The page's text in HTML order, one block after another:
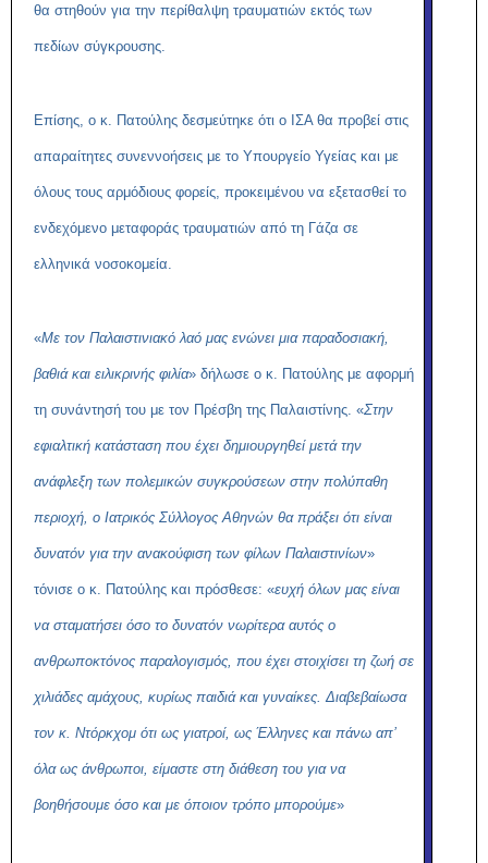
θα στηθούν για την περίθαλψη τραυματιών εκτός των
πεδίων σύγκρουσης.
Επίσης, ο κ. Πατούλης δεσμεύτηκε ότι ο ΙΣΑ θα προβεί στις
απαραίτητες συνεννοήσεις με το Υπουργείο Υγείας και με
όλους τους αρμόδιους φορείς, προκειμένου να εξετασθεί το
ενδεχόμενο μεταφοράς τραυματιών από τη Γάζα σε
ελληνικά νοσοκομεία.
«Με τον Παλαιστινιακό λαό μας ενώνει μια παραδοσιακή,
βαθιά και ειλικρινής φιλία» δήλωσε ο κ. Πατούλης με αφορμή
τη συνάντησή του με τον Πρέσβη της Παλαιστίνης. «Στην
εφιαλτική κατάσταση που έχει δημιουργηθεί μετά την
ανάφλεξη των πολεμικών συγκρούσεων στην πολύπαθη
περιοχή, ο Ιατρικός Σύλλογος Αθηνών θα πράξει ότι είναι
δυνατόν για την ανακούφιση των φίλων Παλαιστινίων»
τόνισε ο κ. Πατούλης και πρόσθεσε: «ευχή όλων μας είναι
να σταματήσει όσο το δυνατόν νωρίτερα αυτός ο
ανθρωποκτόνος παραλογισμός, που έχει στοιχίσει τη ζωή σε
χιλιάδες αμάχους, κυρίως παιδιά και γυναίκες. Διαβεβαίωσα
τον κ. Ντόρκχομ ότι ως γιατροί, ως Έλληνες και πάνω απ’
όλα ως άνθρωποι, είμαστε στη διάθεση του για να
βοηθήσουμε όσο και με όποιον τρόπο μπορούμε»